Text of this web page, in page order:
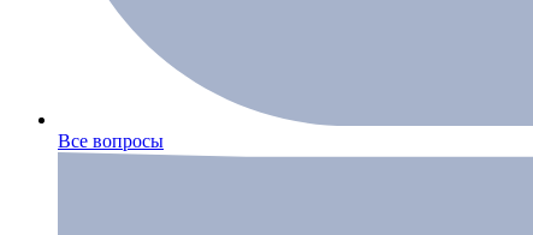
Все вопросы